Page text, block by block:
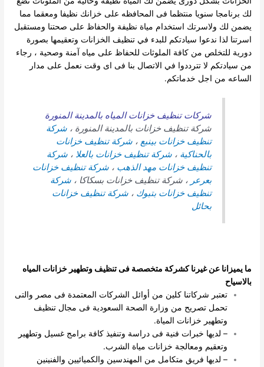
لك برنامجا سنويا منتظما فى المحافظه على خزانك نظيفا ومعقما مما
يضمن لك ولاسرتك استخدام مياة نظيفة والحفاظ على صحتنا ومستقبل
اسرتنا لذا ندعوا سيادتكم للبدء في تنظيف الخزانات وتعقيمها بصورة
دورية للتخلص من كافة الملوثات للحفاظ على مياه آمنة وصحية ، رجاء
من سيادتكم لا تترددوا في الاتصال بنا فى اى وقت نعمل على مدار
الساعه من اجل خدماتكم.
شركات تنظيف خزانات المياه بالمدينة المنورة
شركة تنظيف خزانات بالمدينة المنورة ،شركة
تنظيف خزانات بينبع ،شركة تنظيف خزانات
بالحناكية ،شركة تنظيف خزانات بالعلا ،شركة
تنظيف خزانات مهد الذهب ،شركة تنظيف خزانات
بعرعر ، شركة تنظيف خزانات بسكاكا ،شركة
تنظيف خزانات بتبوك ،شركة تنظيف خزانات
بحائل
ما يميزانا عن غيرنا كشركة متخصصة فى تنظيف وتطهير خزانات المياه
بالاسياح
تعتبر شركاتنا كلين من أوائل الشركات المعتمدة فى مصر والتى
تحمل تصريح من وزارة الصحة السعودية فى مجال تنظيف
وتطهير خزانات المياة.
– لديها خبرات فنية فى دراسة وتنفيذ كافة برامج غسيل وتطهير
وتعقيم ومعالجة خزانات مياة الشرب.
– لديها فريق متكامل من المهندسين والكميائيين والفنينين